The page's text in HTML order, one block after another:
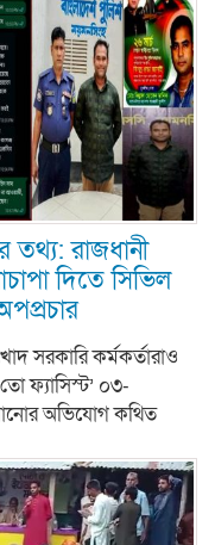
তথ্য: রাজধানী
দিতে সিভিল
সরকারি কর্মকর্তারাও
ফ্যাসিস্ট’ ০৩-
অভিযোগ কথিত